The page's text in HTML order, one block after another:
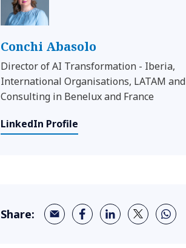
Conchi Abasolo
Director of AI Transformation - Iberia,
International Organisations, LATAM and
Consulting in Benelux and France
LinkedIn Profile
Share: